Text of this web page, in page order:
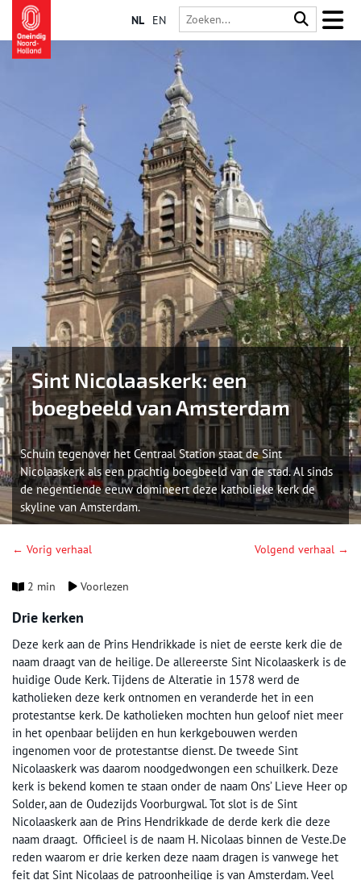
NL EN
Sint Nicolaaskerk: een
boegbeeld van Amsterdam
Schuin tegenover het Centraal Station staat de Sint
Nicolaaskerk als een prachtig boegbeeld van de stad. Al sinds
de negentiende eeuw domineert deze katholieke kerk de
skyline van Amsterdam.
← Vorig verhaal Volgend verhaal →
2 min Voorlezen
Drie kerken
Deze kerk aan de Prins Hendrikkade is niet de eerste kerk die de
naam draagt van de heilige. De allereerste Sint Nicolaaskerk is de
huidige Oude Kerk. Tijdens de Alteratie in 1578 werd de
katholieken deze kerk ontnomen en veranderde het in een
protestantse kerk. De katholieken mochten hun geloof niet meer
in het openbaar belijden en hun kerkgebouwen werden
ingenomen voor de protestantse dienst. De tweede Sint
Nicolaaskerk was daarom noodgedwongen een schuilkerk. Deze
kerk is bekend komen te staan onder de naam Ons’ Lieve Heer op
Solder, aan de Oudezijds Voorburgwal. Tot slot is de Sint
Nicolaaskerk aan de Prins Hendrikkade de derde kerk die deze
naam draagt. Officieel is de naam H. Nicolaas binnen de Veste.De
reden waarom er drie kerken deze naam dragen is vanwege het
feit dat Sint Nicolaas de patroonheilige is van Amsterdam. Veel